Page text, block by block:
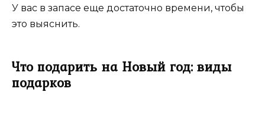
У вас в запасе еще достаточно времени, чтобы
это выяснить.
Что подарить на Новый год: виды
подарков